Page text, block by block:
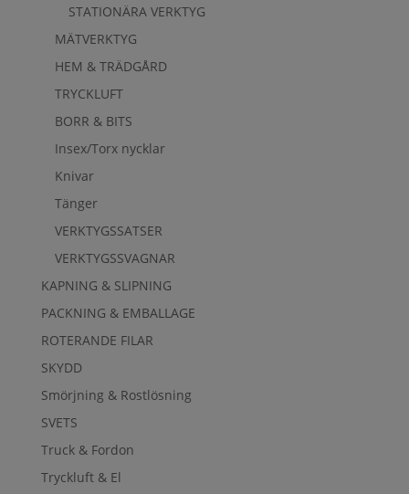
STATIONÄRA VERKTYG
MÄTVERKTYG
HEM & TRÄDGÅRD
TRYCKLUFT
BORR & BITS
Insex/Torx nycklar
Knivar
Tänger
VERKTYGSSATSER
VERKTYGSSVAGNAR
KAPNING & SLIPNING
PACKNING & EMBALLAGE
ROTERANDE FILAR
SKYDD
Smörjning & Rostlösning
SVETS
Truck & Fordon
Tryckluft & El